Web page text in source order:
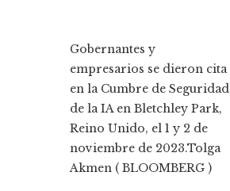
Gobernantes y
empresarios se dieron cita
en la Cumbre de Seguridad
de la IA en Bletchley Park,
Reino Unido, el 1 y 2 de
noviembre de 2023.Tolga
Akmen ( BLOOMBERG )